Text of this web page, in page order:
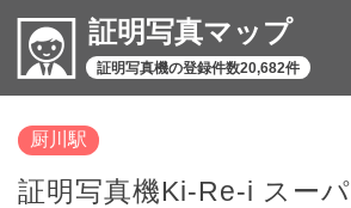
証明写真マップ
証明写真機の登録件数20,682件
厨川駅
証明写真機Ki-Re-i スー